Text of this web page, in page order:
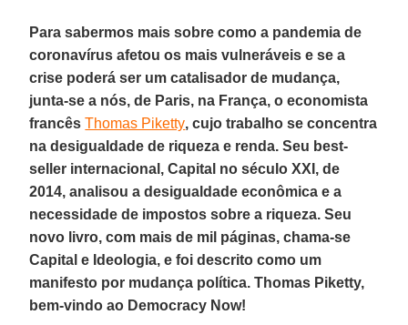
Para sabermos mais sobre como a pandemia de
coronavírus afetou os mais vulneráveis e se a
crise poderá ser um catalisador de mudança,
junta-se a nós, de Paris, na França, o economista
francêsThomas Piketty, cujo trabalho se concentra
na desigualdade de riqueza e renda. Seu best-
seller internacional, Capital no século XXI, de
2014, analisou a desigualdade econômica e a
necessidade de impostos sobre a riqueza. Seu
novo livro, com mais de mil páginas, chama-se
Capital e Ideologia, e foi descrito como um
manifesto por mudança política. Thomas Piketty,
bem-vindo ao Democracy Now!